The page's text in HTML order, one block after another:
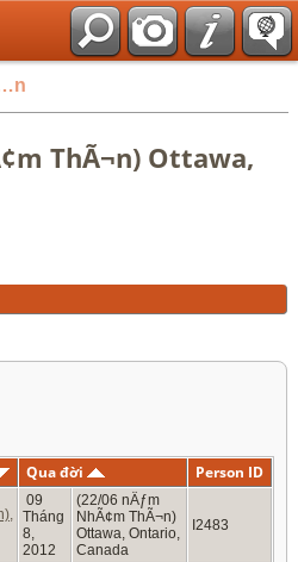
ThÃ¬n) Ottawa,
Qua đời Person ID
09
Tháng
8,
2012
(22/06 nÄƒm
NhÃ¢m ThÃ¬n)
Ottawa, Ontario,
Canada
I2483